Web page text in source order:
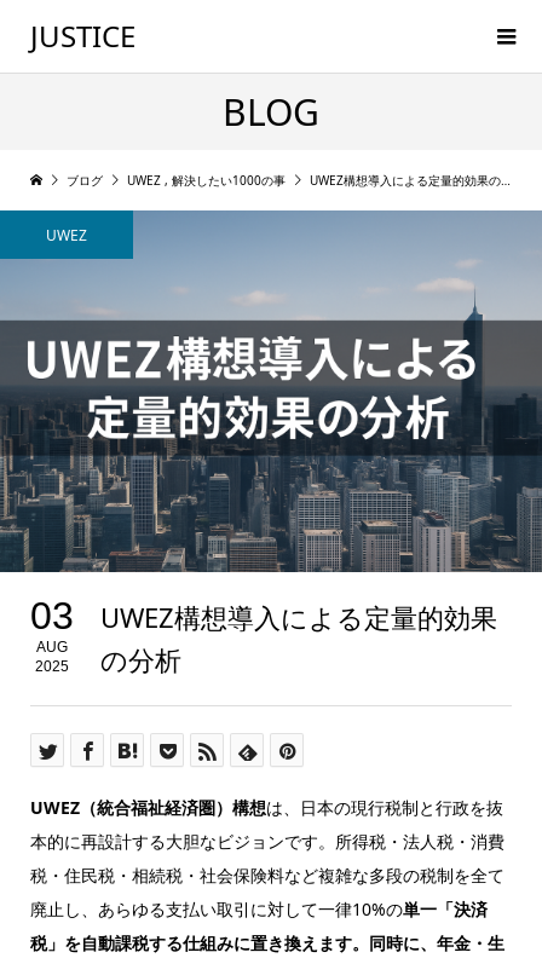
JUSTICE
BLOG
ブログ UWEZ , 解決したい1000の事 UWEZ構想導入による定量的効果の分析
UWEZ
03
AUG
2025
UWEZ構想導入による定量的効果
の分析
UWEZ（統合福祉経済圏）構想は、日本の現行税制と行政を抜
本的に再設計する大胆なビジョンです。所得税・法人税・消費
税・住民税・相続税・社会保険料など複雑な多段の税制を全て
廃止し、あらゆる支払い取引に対して一律10%の単一「決済
税」を自動課税する仕組みに置き換えます。同時に、年金・生